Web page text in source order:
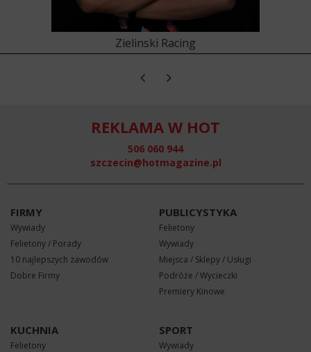
Zielinski Racing
REKLAMA W HOT
506 060 944
szczecin@hotmagazine.pl
FIRMY
Wywiady
Felietony / Porady
10 najlepszych zawodów
Dobre Firmy
PUBLICYSTYKA
Felietony
Wywiady
Miejsca / Sklepy / Usługi
Podróże / Wycieczki
Premiery Kinowe
KUCHNIA
Felietony
SPORT
Wywiady